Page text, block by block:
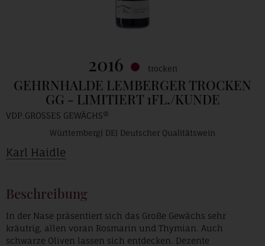
2016 trocken
GEHRNHALDE LEMBERGER TROCKEN
GG - LIMITIERT 1FL./KUNDE
VDP.GROSSES GEWÄCHS®
Württemberg DE Deutscher Qualitätswein
Karl Haidle
Beschreibung
In der Nase präsentiert sich das Große Gewächs sehr
kräutrig, allen voran Rosmarin und Thymian. Auch
schwarze Oliven lassen sich entdecken. Dezente